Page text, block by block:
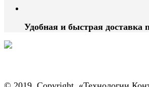
Удобная и быстрая доставка